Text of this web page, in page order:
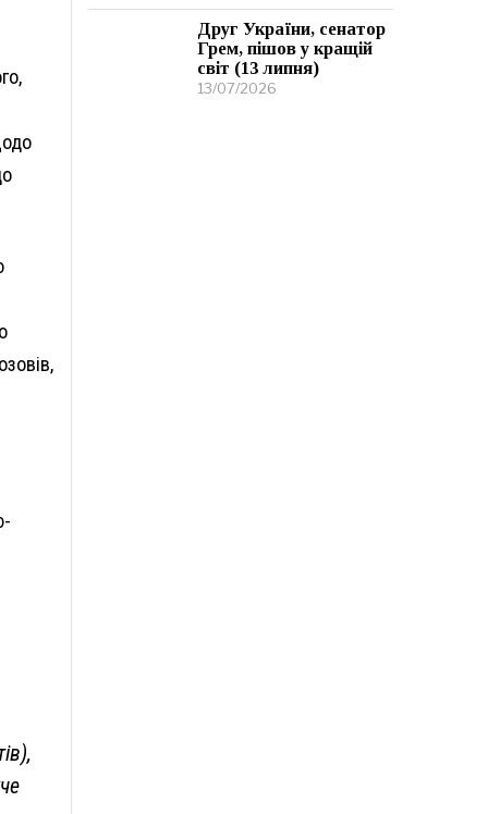
Друг України, сенатор
Грем, пішов у кращій
світ (13 липня)
13/07/2026